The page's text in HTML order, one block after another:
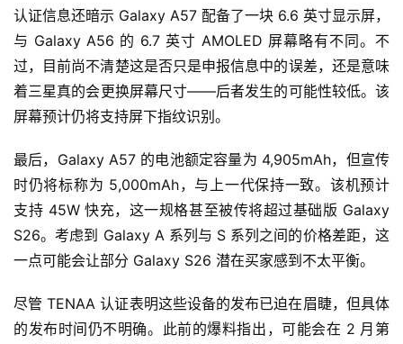
认证信息还暗示 Galaxy A57 配备了一块 6.6 英寸显示屏，
与 Galaxy A56 的 6.7 英寸 AMOLED 屏幕略有不同。不
过，目前尚不清楚这是否只是申报信息中的误差，还是意味
着三星真的会更换屏幕尺寸——后者发生的可能性较低。该
屏幕预计仍将支持屏下指纹识别。
最后，Galaxy A57 的电池额定容量为 4,905mAh，但宣传
时仍将标称为 5,000mAh，与上一代保持一致。该机预计
支持 45W 快充，这一规格甚至被传将超过基础版 Galaxy
S26。考虑到 Galaxy A 系列与 S 系列之间的价格差距，这
一点可能会让部分 Galaxy S26 潜在买家感到不太平衡。
尽管 TENAA 认证表明这些设备的发布已迫在眉睫，但具体
的发布时间仍不明确。此前的爆料指出，可能会在 2 月第